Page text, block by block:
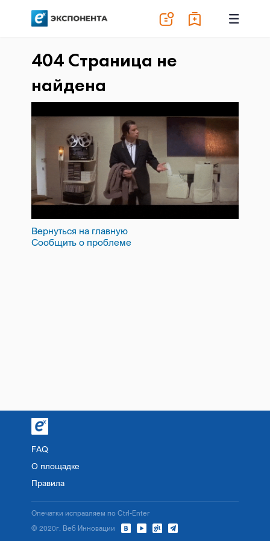
404 Страница не
найдена
Вернуться на главную
Сообщить о проблеме
FAQ
О площадке
Правила
© 2020г. Веб Инновации
Опечатки исправляем по Ctrl-Enter